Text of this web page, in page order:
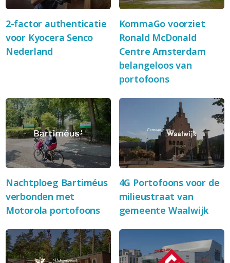
2-factor authenticatie
voor Kyocera Senco
Nederland
KommaGo voorziet
Ronald McDonald
Centre Amsterdam
belangeloos van
portofoons
Nachtploeg Bartiméus
verbonden met
Motorola portofoons
4G Portofoons voor de
milieustraat van
gemeente Waalwijk